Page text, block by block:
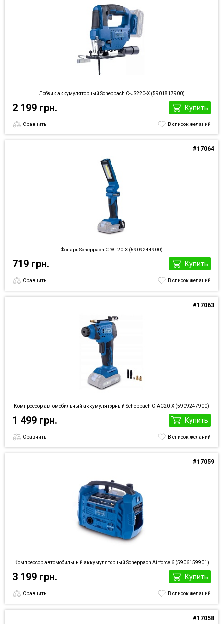
Лобзик аккумуляторный Scheppach C-JS220-X (5901817900)
2 199 грн. Купить
Сравнить В список желаний
Фонарь Scheppach C-WL20-X (5909244900)
#17064
719 грн. Купить
Сравнить В список желаний
Компрессор автомобильный аккумуляторный Scheppach C-AC20-X (5909247900)
#17063
1 499 грн. Купить
Сравнить В список желаний
Компрессор автомобильный аккумуляторный Scheppach Airforce 6 (5906159901)
#17059
3 199 грн. Купить
Сравнить В список желаний
#17058